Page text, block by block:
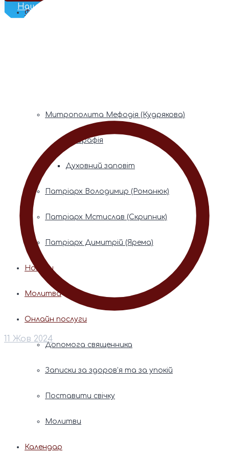
Наш Телеграм
Фонди пам’яті
Митрополита Мефодія (Кудрякова)
Біографія
Духовний заповіт
Патріарх Володимир (Романюк)
Патріарх Мстислав (Скрипник)
Патріарх Димитрій (Ярема)
Новини
Молитва
Онлайн послуги
Допомога священника
Записки за здоров’я та за упокій
Поставити свічку
Молитви
Календар
11 Жов 2024